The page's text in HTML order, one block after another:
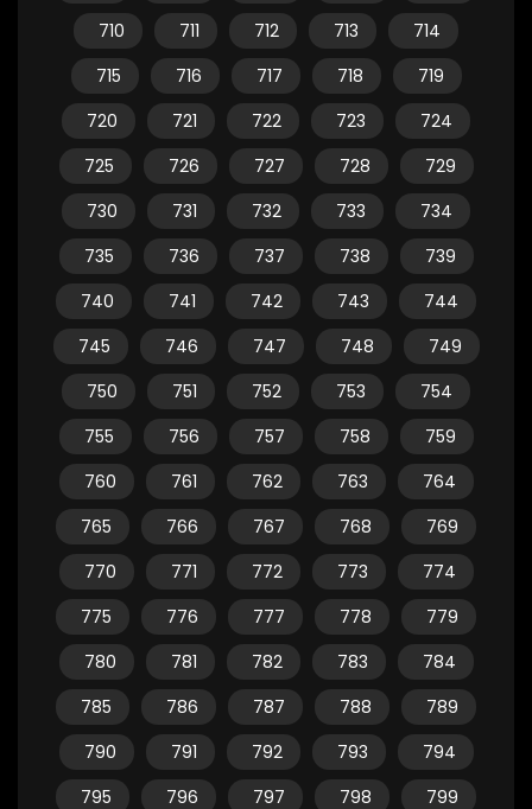
710
711 712 713
714
715
716 717 718
719
720
721 722 723
724
725
726 727 728
729
730
731 732 733
734
735
736 737 738
739
740
741 742 743
744
745
746 747 748
749
750
751 752 753
754
755
756 757 758
759
760
761 762 763
764
765
766 767 768
769
770
771 772 773
774
775
776 777 778
779
780
781 782 783
784
785
786 787 788
789
790
791 792 793
794
795
796 797 798
799